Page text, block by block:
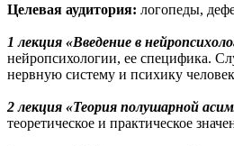
Целевая аудитория: логопеды,
1 лекция «Введение в
нейропсихологии, ее специфика.
нервную систему и психику
2 лекция «Теория полушарной
теоретическое и практическое